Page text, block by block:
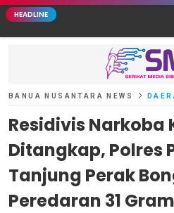
HEADLINE
BANUA NUSANTARA NEWS
Residivis Narkoba
Ditangkap, Polres
Tanjung Perak
Peredaran 31